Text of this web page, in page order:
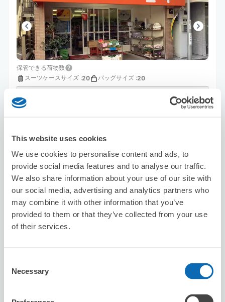
This website uses cookies
We use cookies to personalise content and ads, to
provide social media features and to analyse our traffic.
We also share information about your use of our site with
our social media, advertising and analytics partners who
may combine it with other information that you’ve
provided to them or that they’ve collected from your use
of their services.
Selection
Necessary
保管できる荷物数
スーツケースサイズ :20 バッグサイズ :20
8/6 火 8/12水
この店舗を予約する
JTB北千住マルイ店
北千住駅から徒歩5分
5.0★★★★★
★★★★★1件